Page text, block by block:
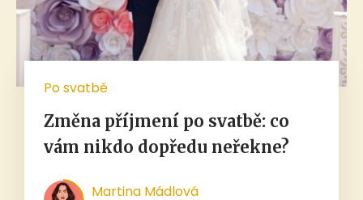
Po svatbě
Změna příjmení po svatbě: co
vám nikdo dopředu neřekne?
Martina Mádlová